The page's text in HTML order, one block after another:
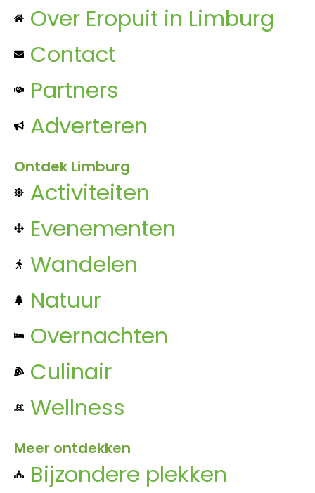
Over Eropuit in Limburg
Contact
Partners
Adverteren
Ontdek Limburg
Activiteiten
Evenementen
Wandelen
Natuur
Overnachten
Culinair
Wellness
Meer ontdekken
Bijzondere plekken